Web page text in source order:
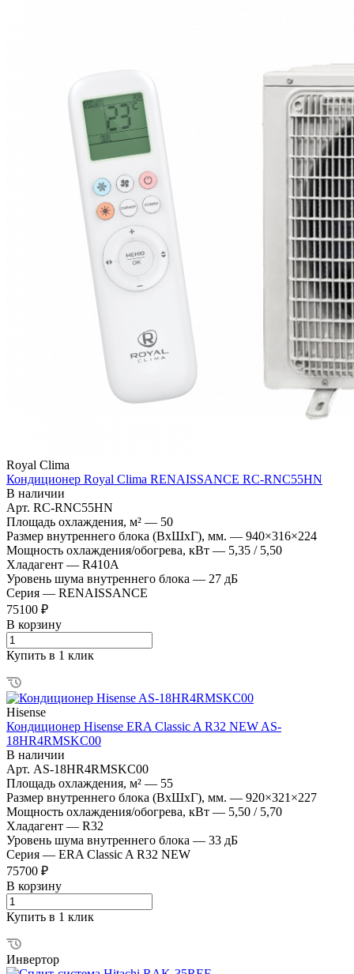
Royal Clima
Кондиционер Royal Clima RENAISSANCE RC-RNC55HN
В наличии
Арт. RC-RNC55HN
Площадь охлаждения, м² — 50
Размер внутреннего блока (ВхШхГ), мм. — 940×316×224
Мощность охлаждения/обогрева, кВт — 5,35 / 5,50
Хладагент — R410A
Уровень шума внутреннего блока — 27 дБ
Серия — RENAISSANCE
75100 ₽
В корзину
Купить в 1 клик
Hisense
Кондиционер Hisense ERA Classic A R32 NEW AS-
18HR4RMSKC00
В наличии
Арт. AS-18HR4RMSKC00
Площадь охлаждения, м² — 55
Размер внутреннего блока (ВхШхГ), мм. — 920×321×227
Мощность охлаждения/обогрева, кВт — 5,50 / 5,70
Хладагент — R32
Уровень шума внутреннего блока — 33 дБ
Серия — ERA Classic A R32 NEW
75700 ₽
В корзину
Купить в 1 клик
Инвертор